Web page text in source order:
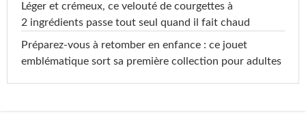
Léger et crémeux, ce velouté de courgettes à
2 ingrédients passe tout seul quand il fait chaud
Préparez-vous à retomber en enfance : ce jouet
emblématique sort sa première collection pour adultes